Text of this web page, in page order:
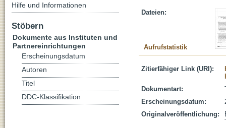
Dateien:
Aufrufstatistik
Zitierfähiger Link (URI):
Dokumentart:
Erscheinungsdatum:
Originalveröffentlichung:
Hilfe und Informationen
Stöbern
Dokumente aus Instituten und
Partnereinrichtungen
Erscheinungsdatum
Autoren
Titel
DDC-Klassifikation